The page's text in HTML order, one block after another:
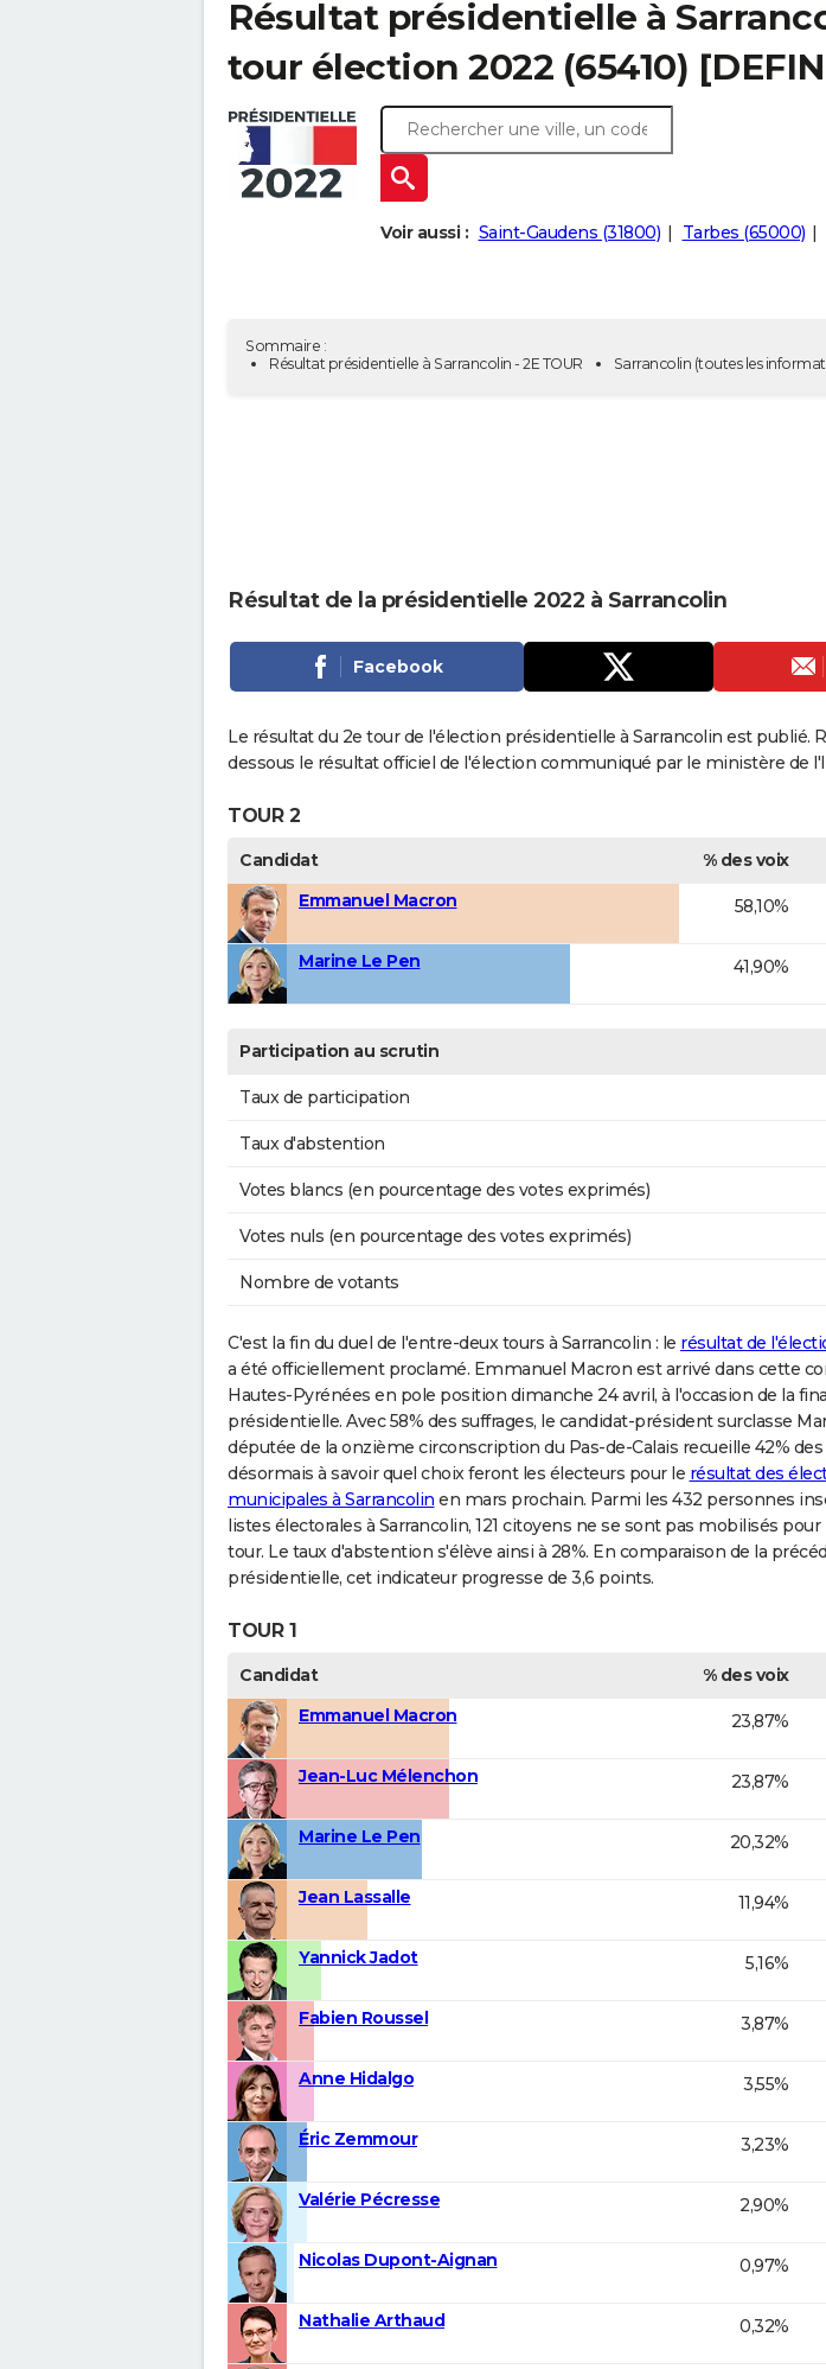
Résultat présidentielle à
tour élection 2022 (65410)
Voir aussi : Saint-Gaudens (31800) Tarbes (65000)
Sommaire :
Résultat présidentielle à Sarrancolin - 2E TOUR
Sarrancolin (toutes les
Résultat de la présidentielle 2022 à Sarrancolin
Facebook
Le résultat du 2e tour de l'élection présidentielle à Sarrancolin est publié.
dessous le résultat officiel de l'élection communiqué par le ministère de
TOUR 2
Candidat % des voix
Emmanuel Macron
58,10%
Marine Le Pen 41,90%
Participation au scrutin
Taux de participation
Taux d'abstention
Votes blancs (en pourcentage des votes exprimés)
Votes nuls (en pourcentage des votes exprimés)
Nombre de votants
C'est la fin du duel de l'entre-deux tours à Sarrancolin : le résultat de
a été officiellement proclamé. Emmanuel Macron est arrivé dans cette
Hautes-Pyrénées en pole position dimanche 24 avril, à l'occasion de la
présidentielle. Avec 58% des suffrages, le candidat-président surclasse
députée de la onzième circonscription du Pas-de-Calais recueille 42% des
désormais à savoir quel choix feront les électeurs pour le résultat des
municipales à Sarrancolin en mars prochain. Parmi les 432 personnes
listes électorales à Sarrancolin, 121 citoyens ne se sont pas mobilisés
tour. Le taux d'abstention s'élève ainsi à 28%. En comparaison de la
présidentielle, cet indicateur progresse de 3,6 points.
TOUR 1
Candidat % des voix
Emmanuel Macron
23,87%
Jean-Luc Mélenchon 23,87%
Marine Le Pen 20,32%
Jean Lassalle 11,94%
Yannick Jadot 5,16%
Fabien Roussel 3,87%
Anne Hidalgo 3,55%
Éric Zemmour 3,23%
Valérie Pécresse 2,90%
Nicolas Dupont-Aignan 0,97%
Nathalie Arthaud 0,32%